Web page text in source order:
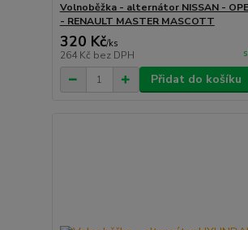
Volnoběžka - alternátor NISSAN -
- RENAULT MASTER MASCOTT
320 Kč/ks
264 Kč bez DPH
Přidat do košíku